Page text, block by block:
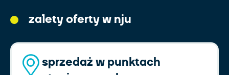
zalety oferty w nju
sprzedaż w punktach